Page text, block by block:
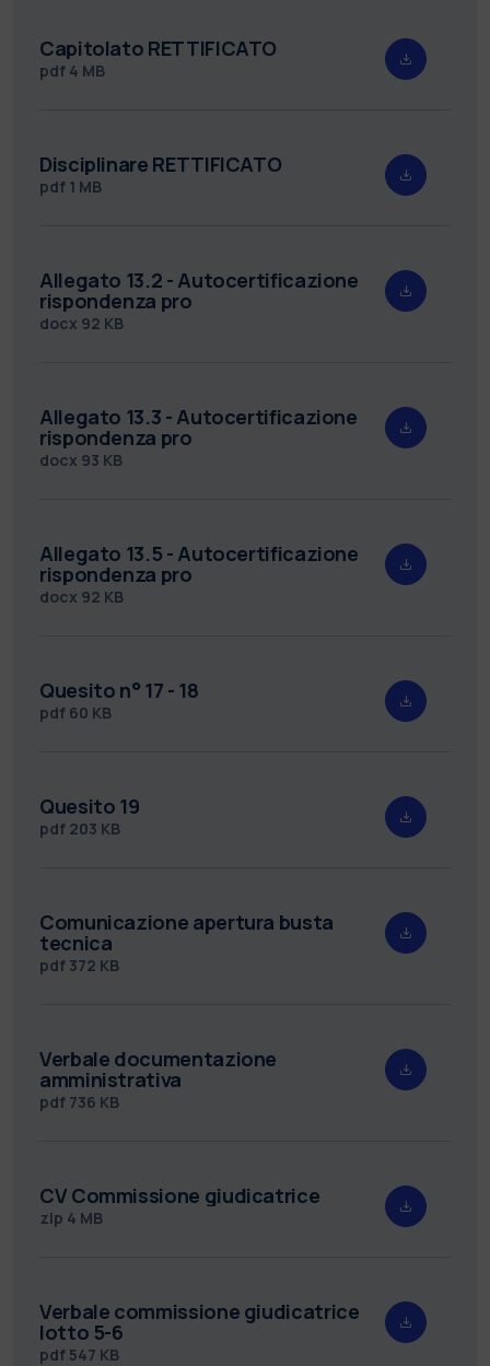
Capitolato RETTIFICATO
pdf 4 MB
Disciplinare RETTIFICATO
pdf 1 MB
Allegato 13.2 - Autocertificazione
rispondenza pro
docx 92 KB
Allegato 13.3 - Autocertificazione
rispondenza pro
docx 93 KB
Allegato 13.5 - Autocertificazione
rispondenza pro
docx 92 KB
Quesito n° 17 - 18
pdf 60 KB
Quesito 19
pdf 203 KB
Comunicazione apertura busta
tecnica
pdf 372 KB
Verbale documentazione
amministrativa
pdf 736 KB
CV Commissione giudicatrice
zip 4 MB
Verbale commissione giudicatrice
lotto 5-6
pdf 547 KB